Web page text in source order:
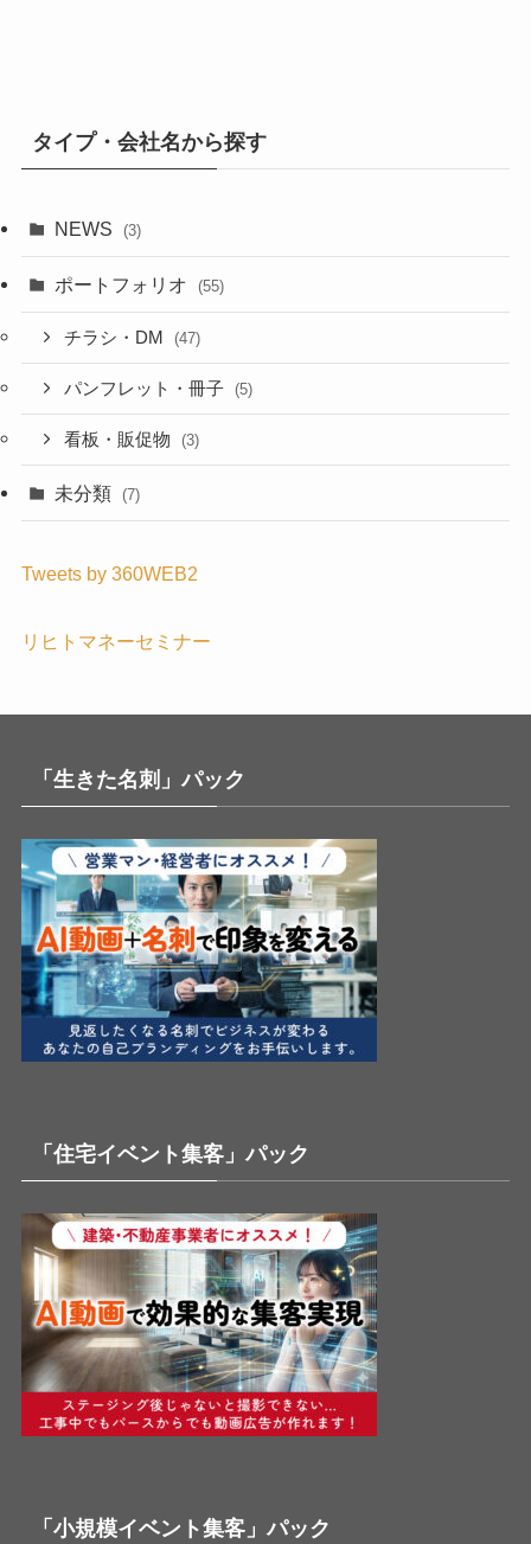
タイプ・会社名から探す
NEWS (3)
ポートフォリオ (55)
チラシ・DM (47)
パンフレット・冊子 (5)
看板・販促物 (3)
未分類 (7)
Tweets by 360WEB2
リヒトマネーセミナー
「生きた名刺」パック
「住宅イベント集客」パック
「小規模イベント集客」パック